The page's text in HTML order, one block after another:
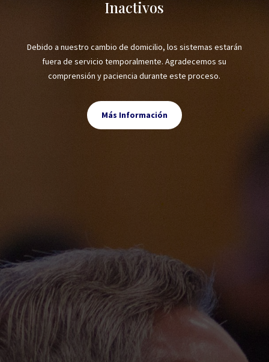
Inactivos
Debido a nuestro cambio de domicilio, los sistemas estarán
fuera de servicio temporalmente. Agradecemos su
comprensión y paciencia durante este proceso.
Más Información